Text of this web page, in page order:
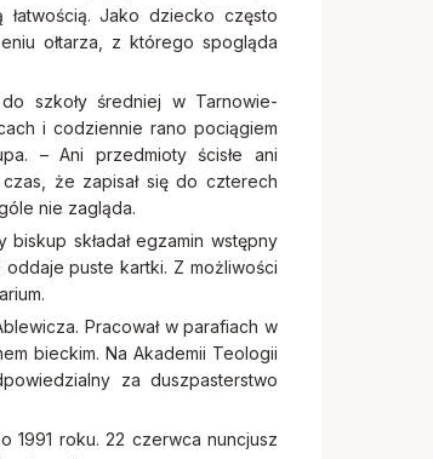
łatwością. Jako dziecko często
ołtarza, z którego spogląda
szkoły średniej w Tarnowie-
i codziennie rano pociągiem
– Ani przedmioty ścisłe ani
czas, że zapisał się do czterech
nie zagląda.
składał egzamin wstępny
puste kartki. Z możliwości
Pracował w parafiach w
bieckim. Na Akademii Teologii
za duszpasterstwo
1991 roku. 22 czerwca nuncjusz